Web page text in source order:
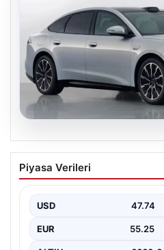
07.08.2026
BYD’nin yeni model
Otomotivde ‘erken
Piyasa Verileri
USD 47.74
EUR 55.25